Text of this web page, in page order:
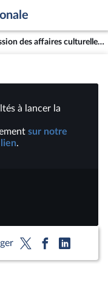
Commission des affaires culturelles : examen pour avis et vote des crédits de la mission Médias, livre et industries culturelles | Vidéos
à lancer la
sur notre
.